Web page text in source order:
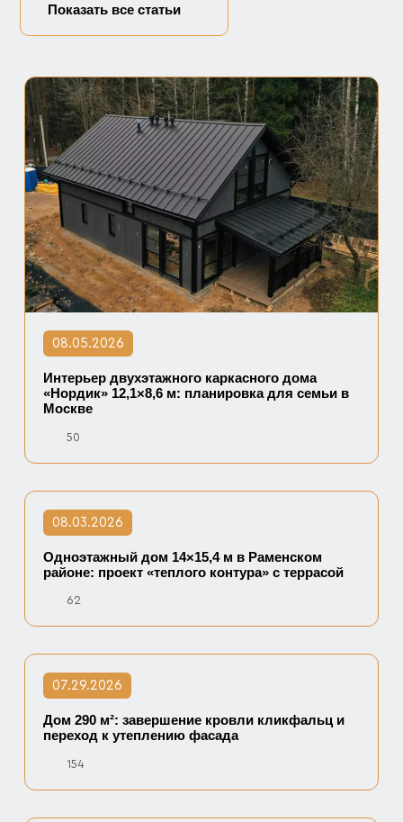
Показать все статьи
08.05.2026
Интерьер двухэтажного каркасного дома
«Нордик» 12,1×8,6 м: планировка для семьи в
Москве
50
08.03.2026
Одноэтажный дом 14×15,4 м в Раменском
районе: проект «теплого контура» с террасой
62
07.29.2026
Дом 290 м²: завершение кровли кликфальц и
переход к утеплению фасада
154